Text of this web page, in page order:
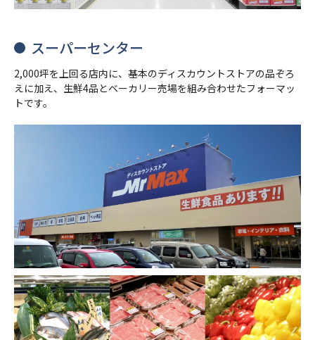
スーパーセンター
2,000坪を上回る店内に、基本のディスカウントストアの品ぞろ
えに加え、生鮮4品とベーカリー売場を組み合わせたフォーマッ
トです。